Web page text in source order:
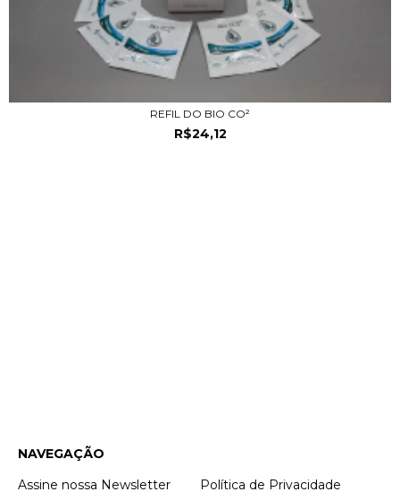
REFIL DO BIO CO²
R$24,12
NAVEGAÇÃO
Assine nossa Newsletter
Política de Privacidade